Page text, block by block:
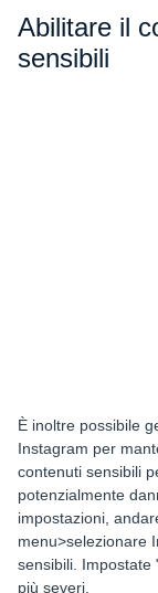
Abilitare il
sensibili
È inoltre possibile
Instagram per
contenuti sensibili
potenzialmente
impostazioni,
menu>selezionare
sensibili. Impostate
più severi.